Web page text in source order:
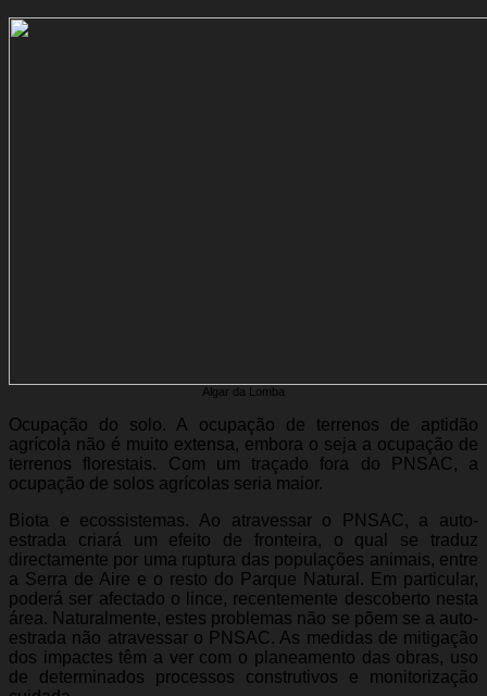
Algar da Lomba
Ocupação do solo. A ocupação de terrenos de aptidão
agrícola não é muito extensa, embora o seja a ocupação de
terrenos florestais. Com um traçado fora do PNSAC, a
ocupação de solos agrícolas seria maior.
Biota e ecossistemas. Ao atravessar o PNSAC, a auto-
estrada criará um efeito de fronteira, o qual se traduz
directamente por uma ruptura das populações animais, entre
a Serra de Aire e o resto do Parque Natural. Em particular,
poderá ser afectado o lince, recentemente descoberto nesta
área. Naturalmente, estes problemas não se põem se a auto-
estrada não atravessar o PNSAC. As medidas de mitigação
dos impactes têm a ver com o planeamento das obras, uso
de determinados processos construtivos e monitorização